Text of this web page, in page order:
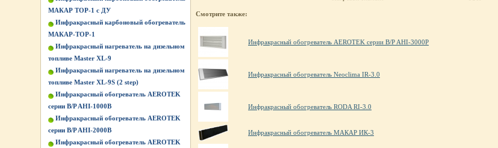
МАКАР ТОР-1 с ДУ
Инфракрасный карбоновый обогреватель
МАКАР-ТОР-1
Инфракрасный нагреватель на дизельном
топливе Master XL-9
Инфракрасный нагреватель на дизельном
топливе Master XL-9S (2 step)
Инфракрасный обогреватель AEROTEK
серии B/P AHI-1000B
Инфракрасный обогреватель AEROTEK
серии B/P AHI-2000B
Инфракрасный обогреватель AEROTEK
Смотрите также:
Инфракрасный обогреватель AEROTEK серии B/P AHI-3000P
Инфракрасный обогреватель Neoclima IR-3.0
Инфракрасный обогреватель RODA RI-3.0
Инфракрасный обогреватель МАКАР ИК-3